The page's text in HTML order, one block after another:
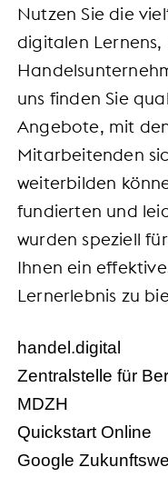
Nutzen Sie die
digitalen Lernens,
uns finden Sie
Angebote, mit
Mitarbeitenden
weiterbilden
fundierten und
wurden speziell
Ihnen ein
Lernerlebnis zu
handel.digital
Zentralstelle für
MDZH
Quickstart Online
Google